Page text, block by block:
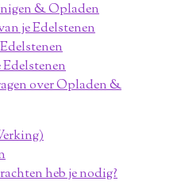
& Opladen
je Edelstenen
over Opladen &
heb je nodig?